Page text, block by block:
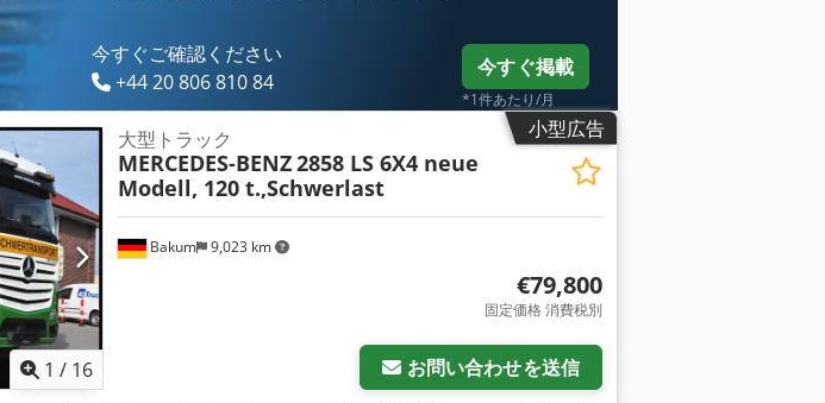
今すぐご確認ください
+44 20 806 810 84
今すぐ掲載
*1件あたり/月
小型広告
1 / 16
Bakum 9,023 km
大型トラック
MERCEDES-BENZ2858 LS 6X4 neue
Modell, 120 t.,Schwerlast
€79,800
固定価格 消費税別
お問い合わせを送信